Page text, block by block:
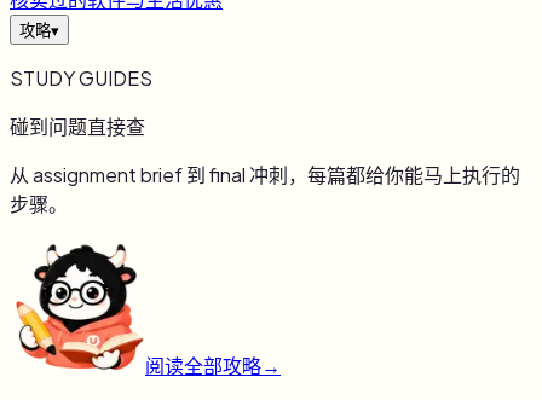
攻略▾
STUDY GUIDES
碰到问题直接查
从 assignment brief 到 final 冲刺，每篇都给你能马上执行的
步骤。
阅读全部攻略→